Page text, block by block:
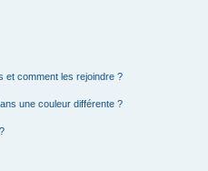
et comment les rejoindre ?
une couleur différente ?